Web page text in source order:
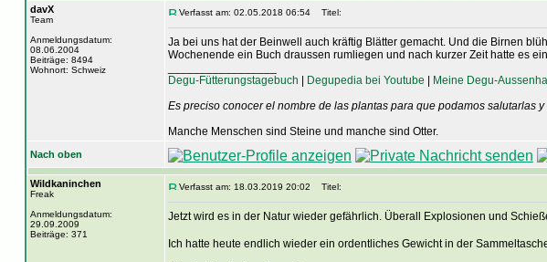
davX
Team
Anmeldungsdatum:
08.06.2004
Beiträge: 8494
Wohnort: Schweiz
Verfasst am: 02.05.2018 06:54 Titel:
Ja bei uns hat der Beinwell auch kräftig Blätter gemacht. Und die Birnen
Wochenende ein Buch draussen rumliegen und nach kurzer Zeit hatte es
Degu-Fütterungstagebuch
Degupedia bei Youtube Meine Degu-
Es preciso conocer el nombre de las plantas para que podamos salutarlas
Manche Menschen sind Steine und manche sind Otter.
Nach oben
Wildkaninchen
Freak
Anmeldungsdatum:
29.09.2009
Beiträge: 371
Verfasst am: 18.03.2019 20:02 Titel:
Jetzt wird es in der Natur wieder gefährlich. Überall Explosionen und
Ich hatte heute endlich wieder ein ordentliches Gewicht in der